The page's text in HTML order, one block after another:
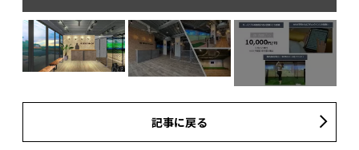
記事に戻る